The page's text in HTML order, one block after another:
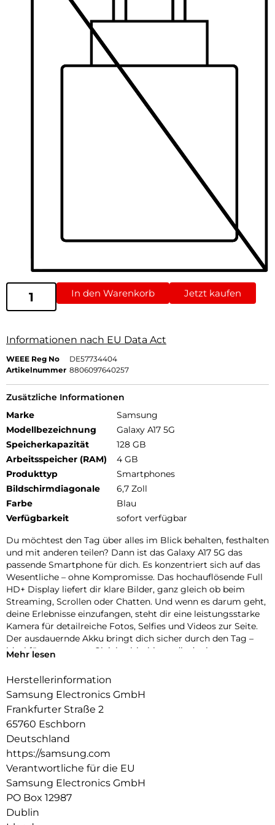
In den Warenkorb Jetzt kaufen
Informationen nach EU Data Act
WEEE Reg No
DE57734404
Artikelnummer 8806097640257
Zusätzliche Informationen
Marke
Samsung
Modellbezeichnung
Galaxy A17 5G
Speicherkapazität
128 GB
Arbeitsspeicher (RAM)
4 GB
Produkttyp
Smartphones
Bildschirmdiagonale
6,7 Zoll
Farbe
Blau
Verfügbarkeit
sofort verfügbar
Du möchtest den Tag über alles im Blick behalten, festhalten
und mit anderen teilen? Dann ist das Galaxy A17 5G das
passende Smartphone für dich. Es konzentriert sich auf das
Wesentliche – ohne Kompromisse. Das hochauflösende Full
HD+ Display liefert dir klare Bilder, ganz gleich ob beim
Streaming, Scrollen oder Chatten. Und wenn es darum geht,
deine Erlebnisse einzufangen, steht dir eine leistungsstarke
Kamera für detailreiche Fotos, Selfies und Videos zur Seite.
Der ausdauernde Akku bringt dich sicher durch den Tag –
ideal für unterwegs. Gleichzeitig bietet dir der interne
– ohne ständiges ausmisten müssen. Optisch überzeugt das
modernen Farben. Einfach, praktisch und dabei typisch
Samsung.
Bringt deine Welt zum Strahlen:
Ein Display, das für Klarheit sorgt. Auf dem FHD+ Display
deines Galaxy A17 5G kannst du deine Fotos, Videos, Apps
und Spiele in beeindruckender Schärfe und lebendigen
Farben genießen. Dank Full HD+ Auflösung kommen auf den
6,7 Zoll auch kleine Details gut zur Geltung.
Blick für Details:
Mehr lesen
Herstellerinformation
Samsung Electronics GmbH
Frankfurter Straße 2
65760 Eschborn
Deutschland
https://samsung.com
Verantwortliche für die EU
Samsung Electronics GmbH
PO Box 12987
Dublin